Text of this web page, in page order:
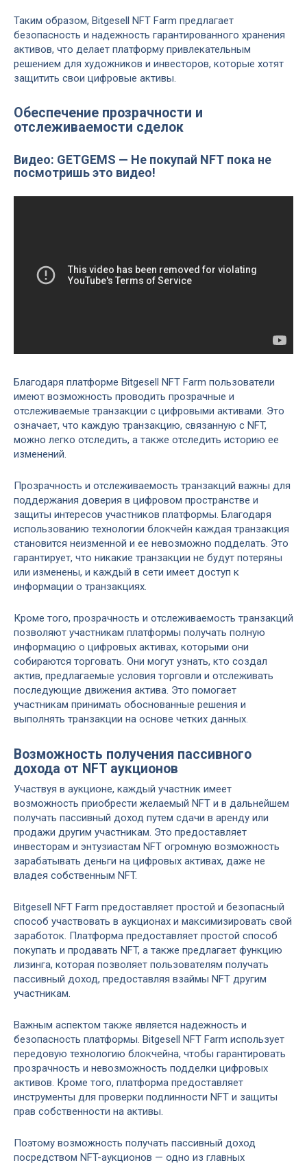
Таким образом, Bitgesell NFT Farm предлагает
безопасность и надежность гарантированного хранения
активов, что делает платформу привлекательным
решением для художников и инвесторов, которые хотят
защитить свои цифровые активы.
Обеспечение прозрачности и
отслеживаемости сделок
Видео: GETGEMS — Не покупай NFT пока не
посмотришь это видео!
Благодаря платформе Bitgesell NFT Farm пользователи
имеют возможность проводить прозрачные и
отслеживаемые транзакции с цифровыми активами. Это
означает, что каждую транзакцию, связанную с NFT,
можно легко отследить, а также отследить историю ее
изменений.
Прозрачность и отслеживаемость транзакций важны для
поддержания доверия в цифровом пространстве и
защиты интересов участников платформы. Благодаря
использованию технологии блокчейн каждая транзакция
становится неизменной и ее невозможно подделать. Это
гарантирует, что никакие транзакции не будут потеряны
или изменены, и каждый в сети имеет доступ к
информации о транзакциях.
Кроме того, прозрачность и отслеживаемость транзакций
позволяют участникам платформы получать полную
информацию о цифровых активах, которыми они
собираются торговать. Они могут узнать, кто создал
актив, предлагаемые условия торговли и отслеживать
последующие движения актива. Это помогает
участникам принимать обоснованные решения и
выполнять транзакции на основе четких данных.
Возможность получения пассивного
дохода от NFT аукционов
Участвуя в аукционе, каждый участник имеет
возможность приобрести желаемый NFT и в дальнейшем
получать пассивный доход путем сдачи в аренду или
продажи другим участникам. Это предоставляет
инвесторам и энтузиастам NFT огромную возможность
зарабатывать деньги на цифровых активах, даже не
владея собственным NFT.
Bitgesell NFT Farm предоставляет простой и безопасный
способ участвовать в аукционах и максимизировать свой
заработок. Платформа предоставляет простой способ
покупать и продавать NFT, а также предлагает функцию
лизинга, которая позволяет пользователям получать
пассивный доход, предоставляя взаймы NFT другим
участникам.
Важным аспектом также является надежность и
безопасность платформы. Bitgesell NFT Farm использует
передовую технологию блокчейна, чтобы гарантировать
прозрачность и невозможность подделки цифровых
активов. Кроме того, платформа предоставляет
инструменты для проверки подлинности NFT и защиты
прав собственности на активы.
Поэтому возможность получать пассивный доход
посредством NFT-аукционов — одно из главных